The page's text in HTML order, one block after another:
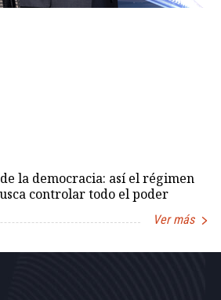
la democracia: así el régimen
controlar todo el poder
Ver más